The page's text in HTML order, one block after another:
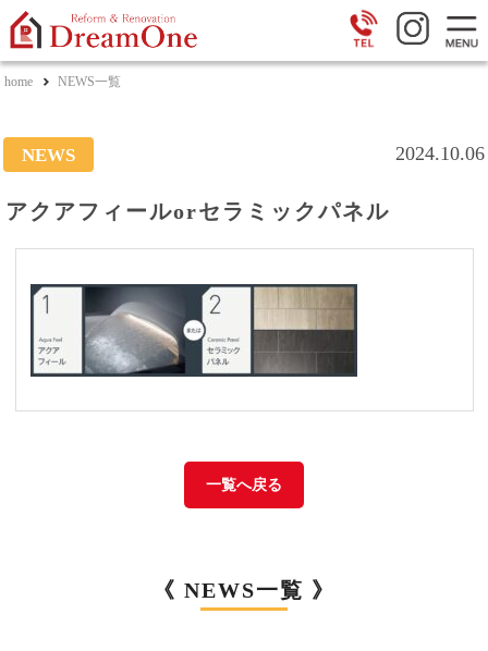
home NEWS一覧
NEWS 2024.10.06
アクアフィールorセラミックパネル
一覧へ戻る
《 NEWS一覧 》